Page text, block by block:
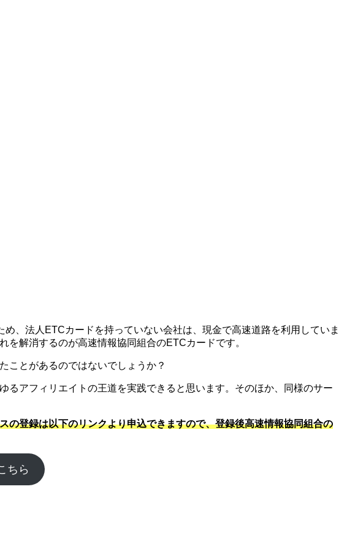
、法人ETCカードを持っていない会社は、現金で高速道路を利用していま
解消するのが高速情報協同組合のETCカードです。
ことがあるのではないでしょうか？
アフィリエイトの王道を実践できると思います。そのほか、同様のサー
登録は以下のリンクより申込できますので、登録後高速情報協同組合の
ちら